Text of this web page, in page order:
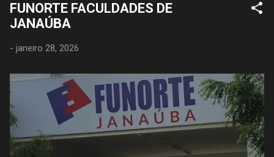
FUNORTE FACULDADES DE
JANAÚBA
- janeiro 28, 2026